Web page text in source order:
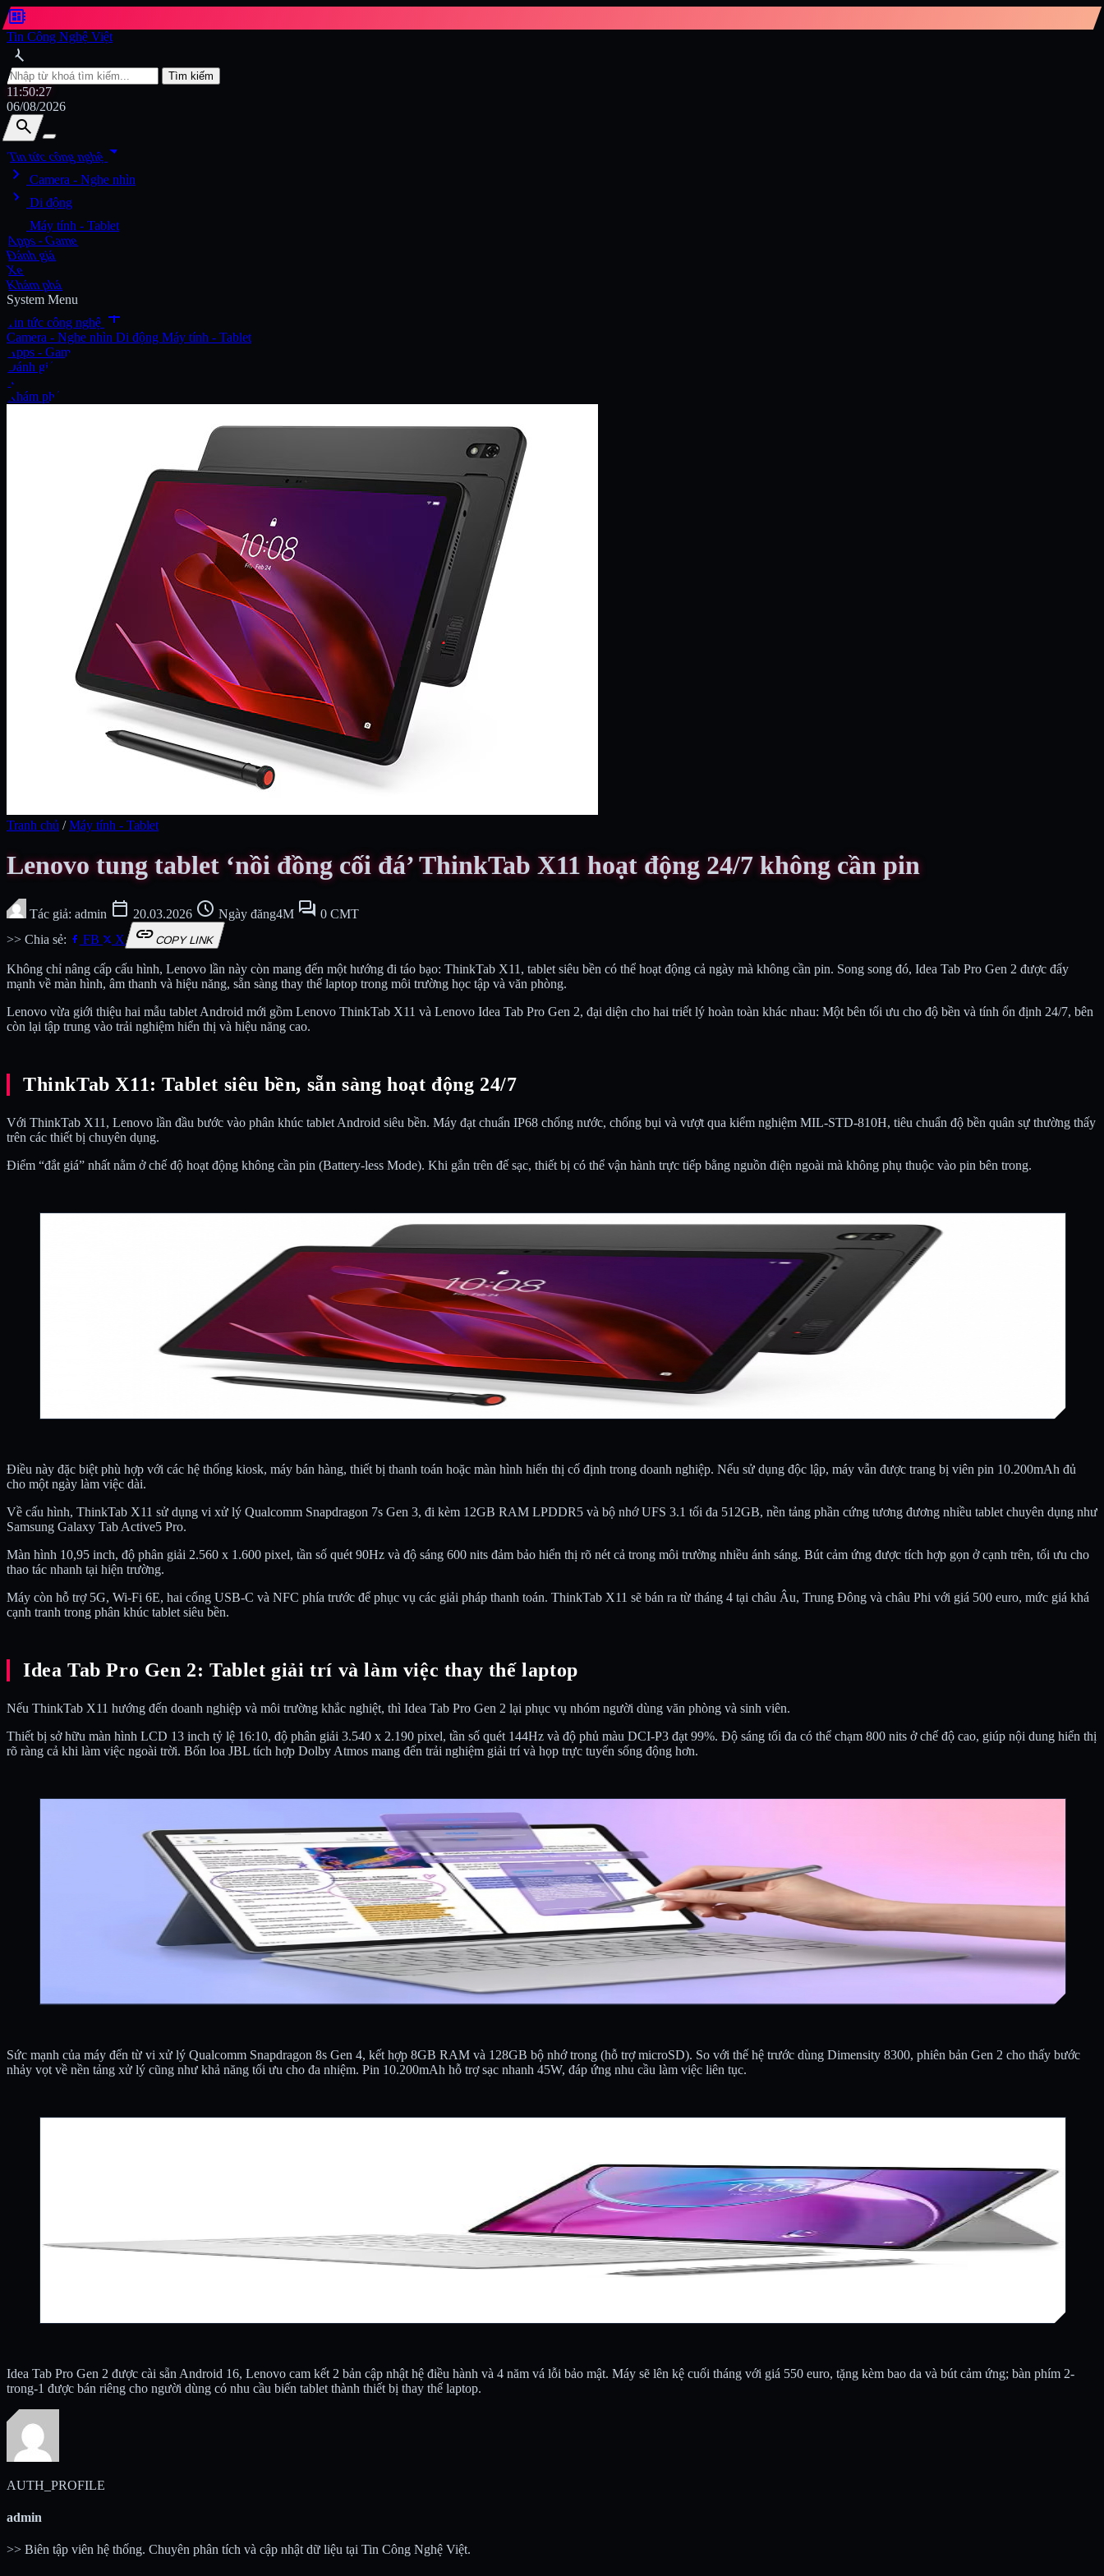
developer_board
Tin Công Nghệ Việt
search
Tìm kiếm
11:50:28
06/08/2026
search
search
Tin tức công nghệarrow_drop_down
chevron_right
Camera - Nghe nhìn
chevron_right Di động
Máy tính - Tablet
Apps - Game
Đánh giá
Xe
Khám phá
System Menu
Tin tức công nghệ add
Camera - Nghe nhìn Di động Máy tính - Tablet
Apps - Game
Đánh giá
Xe
Khám phá
Tranh chủ / Máy tính - Tablet
Lenovo tung tablet ‘nồi đồng cối đá’ ThinkTab X11 hoạt động 24/7 không cần pin
Tác giả: admin calendar_today 20.03.2026 schedule Ngày đăng4M forum 0 CMT
>> Chia sẻ:
FB X linkCOPY LINK
Không chỉ nâng cấp cấu hình, Lenovo lần này còn mang đến một hướng đi táo bạo: ThinkTab X11, tablet siêu bền có thể hoạt động cả ngày mà không cần pin. Song song đó, Idea Tab Pro Gen 2 được đẩy
mạnh về màn hình, âm thanh và hiệu năng, sẵn sàng thay thế laptop trong môi trường học tập và văn phòng.
Lenovo vừa giới thiệu hai mẫu tablet Android mới gồm Lenovo ThinkTab X11 và Lenovo Idea Tab Pro Gen 2, đại diện cho hai triết lý hoàn toàn khác nhau: Một bên tối ưu cho độ bền và tính ổn định 24/7, bên
còn lại tập trung vào trải nghiệm hiển thị và hiệu năng cao.
ThinkTab X11: Tablet siêu bền, sẵn sàng hoạt động 24/7
Với ThinkTab X11, Lenovo lần đầu bước vào phân khúc tablet Android siêu bền. Máy đạt chuẩn IP68 chống nước, chống bụi và vượt qua kiểm nghiệm MIL-STD-810H, tiêu chuẩn độ bền quân sự thường thấy
trên các thiết bị chuyên dụng.
Điểm “đắt giá” nhất nằm ở chế độ hoạt động không cần pin (Battery-less Mode). Khi gắn trên đế sạc, thiết bị có thể vận hành trực tiếp bằng nguồn điện ngoài mà không phụ thuộc vào pin bên trong.
Điều này đặc biệt phù hợp với các hệ thống kiosk, máy bán hàng, thiết bị thanh toán hoặc màn hình hiển thị cố định trong doanh nghiệp. Nếu sử dụng độc lập, máy vẫn được trang bị viên pin 10.200mAh đủ
cho một ngày làm việc dài.
Về cấu hình, ThinkTab X11 sử dụng vi xử lý Qualcomm Snapdragon 7s Gen 3, đi kèm 12GB RAM LPDDR5 và bộ nhớ UFS 3.1 tối đa 512GB, nền tảng phần cứng tương đương nhiều tablet chuyên dụng như
Samsung Galaxy Tab Active5 Pro.
Màn hình 10,95 inch, độ phân giải 2.560 x 1.600 pixel, tần số quét 90Hz và độ sáng 600 nits đảm bảo hiển thị rõ nét cả trong môi trường nhiều ánh sáng. Bút cảm ứng được tích hợp gọn ở cạnh trên, tối ưu cho
thao tác nhanh tại hiện trường.
Máy còn hỗ trợ 5G, Wi-Fi 6E, hai cổng USB-C và NFC phía trước để phục vụ các giải pháp thanh toán. ThinkTab X11 sẽ bán ra từ tháng 4 tại châu Âu, Trung Đông và châu Phi với giá 500 euro, mức giá khá
cạnh tranh trong phân khúc tablet siêu bền.
Idea Tab Pro Gen 2: Tablet giải trí và làm việc thay thế laptop
Nếu ThinkTab X11 hướng đến doanh nghiệp và môi trường khắc nghiệt, thì Idea Tab Pro Gen 2 lại phục vụ nhóm người dùng văn phòng và sinh viên.
Thiết bị sở hữu màn hình LCD 13 inch tỷ lệ 16:10, độ phân giải 3.540 x 2.190 pixel, tần số quét 144Hz và độ phủ màu DCI-P3 đạt 99%. Độ sáng tối đa có thể chạm 800 nits ở chế độ cao, giúp nội dung hiển thị
rõ ràng cả khi làm việc ngoài trời. Bốn loa JBL tích hợp Dolby Atmos mang đến trải nghiệm giải trí và họp trực tuyến sống động hơn.
Sức mạnh của máy đến từ vi xử lý Qualcomm Snapdragon 8s Gen 4, kết hợp 8GB RAM và 128GB bộ nhớ trong (hỗ trợ microSD). So với thế hệ trước dùng Dimensity 8300, phiên bản Gen 2 cho thấy bước
nhảy vọt về nền tảng xử lý cũng như khả năng tối ưu cho đa nhiệm. Pin 10.200mAh hỗ trợ sạc nhanh 45W, đáp ứng nhu cầu làm việc liên tục.
Idea Tab Pro Gen 2 được cài sẵn Android 16, Lenovo cam kết 2 bản cập nhật hệ điều hành và 4 năm vá lỗi bảo mật. Máy sẽ lên kệ cuối tháng với giá 550 euro, tặng kèm bao da và bút cảm ứng; bàn phím 2-
trong-1 được bán riêng cho người dùng có nhu cầu biến tablet thành thiết bị thay thế laptop.
AUTH_PROFILE
admin
>> Biên tập viên hệ thống. Chuyên phân tích và cập nhật dữ liệu tại Tin Công Nghệ Việt.